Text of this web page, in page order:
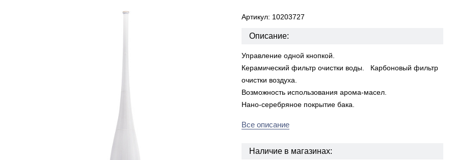
Артикул: 10203727
Описание:
Управление одной кнопкой.
Керамический фильтр очистки воды. Карбоновый фильтр
очистки воздуха.
Возможность использования арома-масел.
Нано-серебряное покрытие бака.
Все описание
Наличие в магазинах: